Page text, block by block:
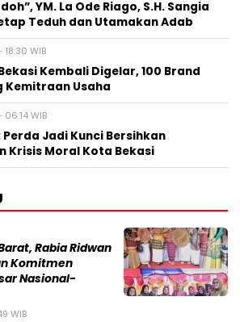
YM. La Ode Riago, S.H. Sangia
Teduh dan Utamakan Adab
WIB
Kembali Digelar, 100 Brand
Kemitraan Usaha
WIB
Perda Jadi Kunci Bersihkan
Krisis Moral Kota Bekasi
Rabia Ridwan
Komitmen
Nasional-
WIB